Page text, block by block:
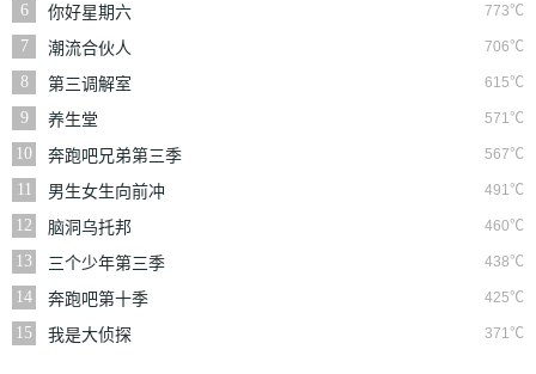
6
773℃
你好星期六
7
706℃
潮流合伙人
8
615℃
第三调解室
9
571℃
养生堂
10
567℃
奔跑吧兄弟第三季
11
491℃
男生女生向前冲
12
460℃
脑洞乌托邦
13
438℃
三个少年第三季
14
425℃
奔跑吧第十季
15
371℃
我是大侦探